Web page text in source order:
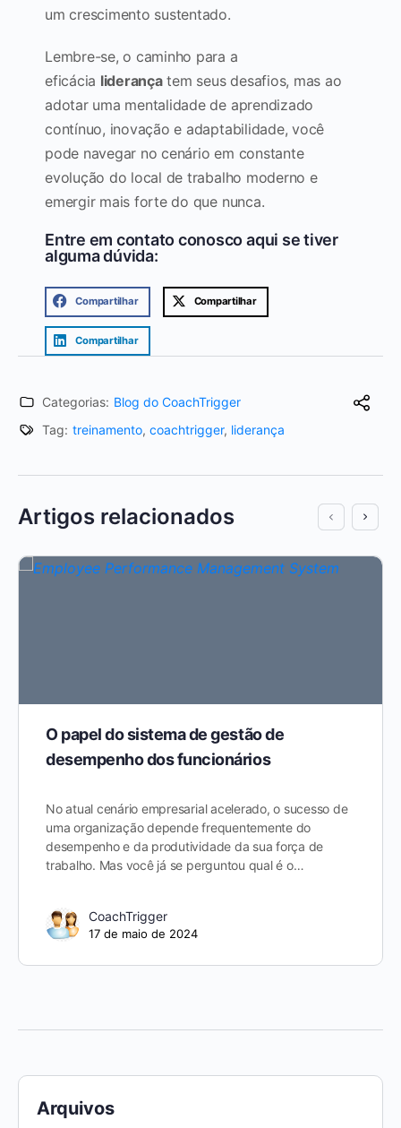
um crescimento sustentado.
Lembre-se, o caminho para a
eficácia liderançatem seus desafios, mas ao
adotar uma mentalidade de aprendizado
contínuo, inovação e adaptabilidade, você
pode navegar no cenário em constante
evolução do local de trabalho moderno e
emergir mais forte do que nunca.
Entre em contato conosco aqui se tiver
alguma dúvida:
Compartilhar Compartilhar
Compartilhar
Categorias: Blog do CoachTrigger
Tag: treinamento, coachtrigger, liderança
Artigos relacionados
O papel do sistema de gestão de
desempenho dos funcionários
No atual cenário empresarial acelerado, o sucesso de
uma organização depende frequentemente do
desempenho e da produtividade da sua força de
trabalho. Mas você já se perguntou qual é o…
CoachTrigger
17 de maio de 2024
Arquivos